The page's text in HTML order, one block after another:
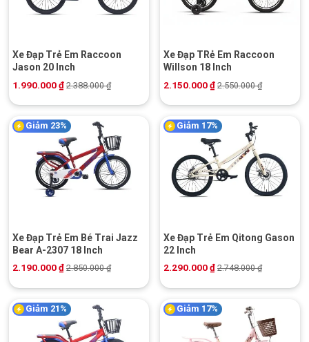
Xe Đạp Trẻ Em Raccoon
Jason 20 Inch
1.990.000₫ 2.388.000₫
Xe Đạp TRẻ Em Raccoon
Willson 18 Inch
2.150.000₫ 2.550.000₫
Giảm 23%
Xe Đạp Trẻ Em Bé Trai Jazz
Bear A-2307 18 Inch
2.190.000₫ 2.850.000₫
Giảm 17%
Xe Đạp Trẻ Em Qitong Gason
22 Inch
2.290.000₫ 2.748.000₫
Giảm 21% Giảm 17%